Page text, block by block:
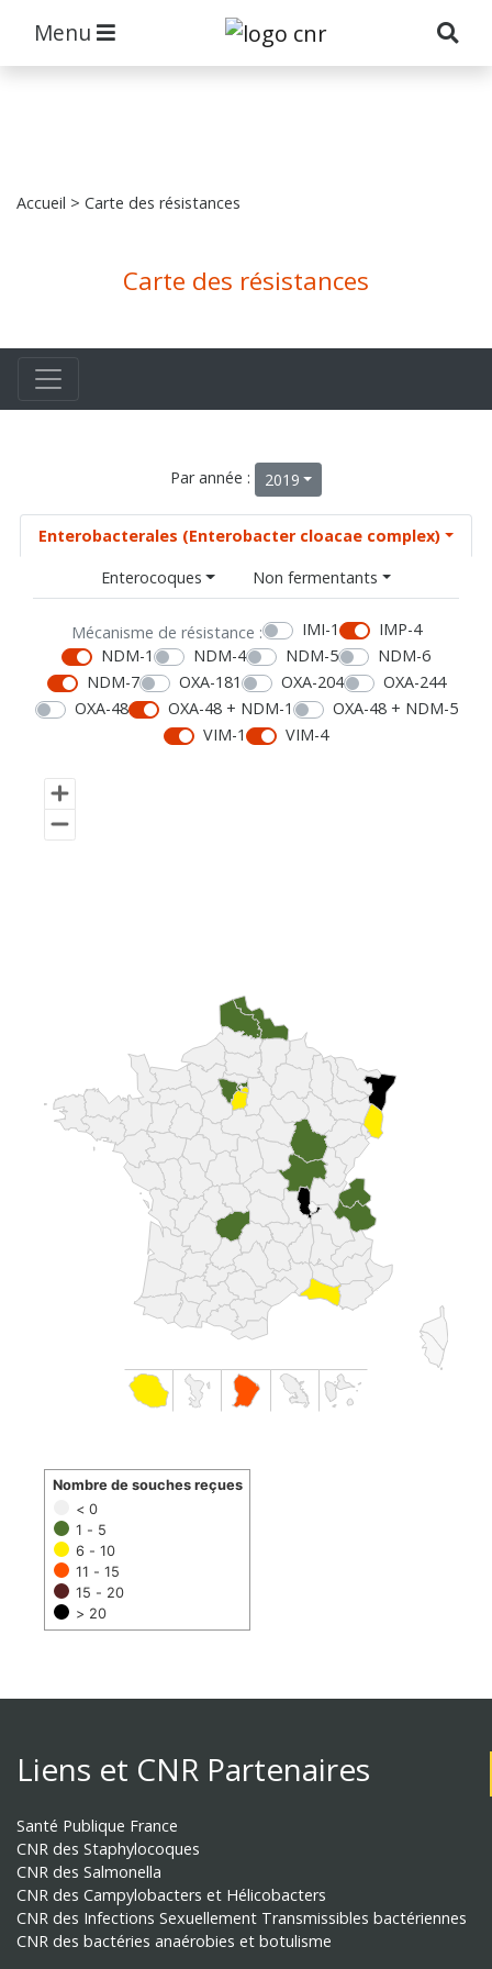
Menu
Accueil > Carte des résistances
Carte des résistances
Par année : 2019
Enterobacterales (Enterobacter cloacae complex)
Enterocoques
Non fermentants
Mécanisme de résistance : IMI-1
IMP-4
NDM-1
NDM-4 NDM-5
NDM-6
NDM-7
OXA-181 OXA-204
OXA-244
OXA-48
OXA-48 + NDM-1
OXA-48 + NDM-5
VIM-1
VIM-4
< 0
1 - 5
6 - 10
11 - 15
15 - 20
> 20
Nombre de souches reçues
Liens et CNR Partenaires
Santé Publique France
CNR des Staphylocoques
CNR des Salmonella
CNR des Campylobacters et Hélicobacters
CNR des Infections Sexuellement Transmissibles bactériennes
CNR des bactéries anaérobies et botulisme